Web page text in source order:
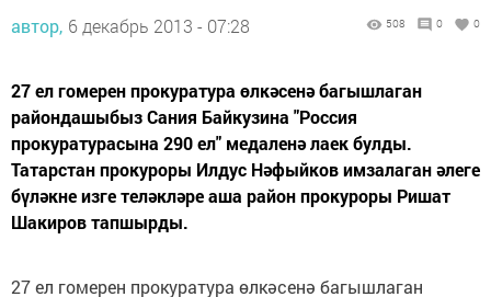
автор, 6 декабрь 2013 - 07:28 508 0 0
27 ел гомерен прокуратура өлкәсенә багышлаган
райондашыбыз Сания Байкузина "Россия
прокуратурасына 290 ел" медаленә лаек булды.
Татарстан прокуроры Илдус Нәфыйков имзалаган әлеге
бүләкне изге теләкләре аша район прокуроры Ришат
Шакиров тапшырды.
27 ел гомерен прокуратура өлкәсенә багышлаган